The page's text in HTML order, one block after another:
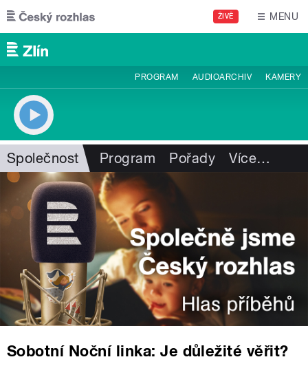
Přejít k hlavnímu obsahu
ŽIVĚ MENU
PROGRAM AUDIOARCHIV KAMERY
Společnost Program Pořady Více…
Sobotní Noční linka: Je důležité věřit?